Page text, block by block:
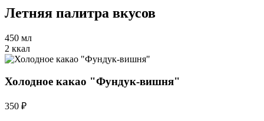
Летняя палитра вкусов
450 мл
2 ккал
Холодное какао "Фундук-вишня"
350 ₽